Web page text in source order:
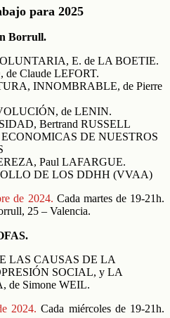
para 2025
Borrull.
E. de LA BOETIE.
Claude LEFORT.
INNOMBRABLE, de Pierre
de LENIN.
Bertrand RUSSELL
DE NUESTROS
Paul LAFARGUE.
DE LOS DDHH (VVAA)
de 2024. Cada martes de 19-21h.
25 – Valencia.
LAS CAUSAS DE LA
SOCIAL, y LA
de Simone WEIL.
2024.Cada miércoles de 19-21h.